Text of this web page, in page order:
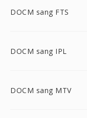
DOCM sang FTS
DOCM sang IPL
DOCM sang MTV